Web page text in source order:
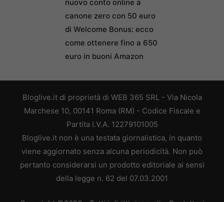
nuovo conto online a
canone zero con 50 euro
di Welcome Bonus: ecco
come ottenere fino a 650
euro in buoni Amazon
Bloglive.it di proprietà di WEB 365 SRL - Via Nicola
Marchese 10, 00141 Roma (RM) - Codice Fiscale e
Partita I.V.A. 12279101005
Bloglive.it non è una testata giornalistica, in quanto
viene aggiornato senza alcuna periodicità. Non può
pertanto considerarsi un prodotto editoriale ai sensi
della legge n. 62 del 07.03.2001